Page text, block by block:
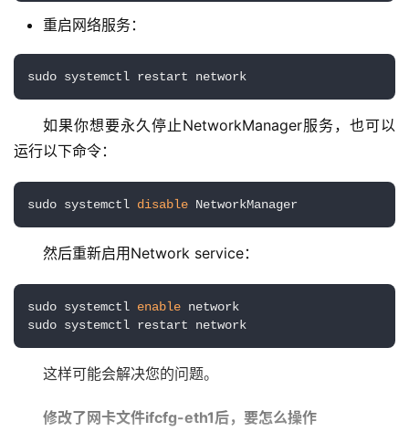
础
系
统
运
维
重启网络服务：
sudo systemctl restart network
如果你想要永久停止NetworkManager服务，也可以
运行以下命令：
sudo systemctl disable NetworkManager
然后重新启用Network service：
sudo systemctl enable network
sudo systemctl restart network
这样可能会解决您的问题。
修改了网卡文件ifcfg-eth1后，要怎么操作